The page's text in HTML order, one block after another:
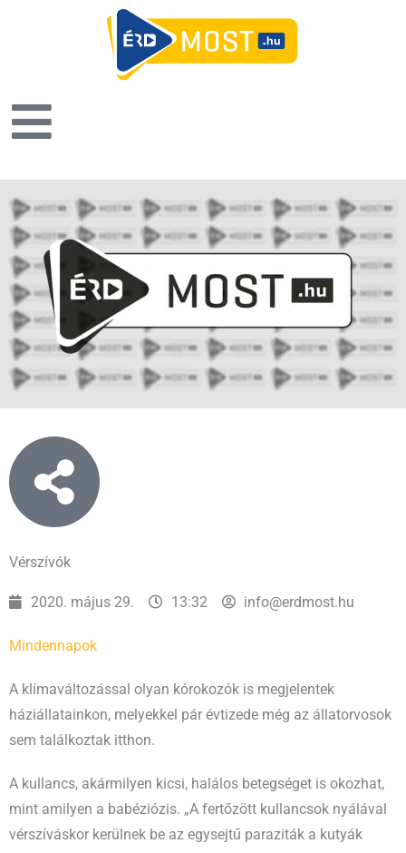
Vérszívók
2020. május 29. 13:32 info@erdmost.hu
Mindennapok
A klímaváltozással olyan kórokozók is megjelentek
háziállatainkon, melyekkel pár évtizede még az állatorvosok
sem találkoztak itthon.
A kullancs, akármilyen kicsi, halálos betegséget is okozhat,
mint amilyen a babéziózis. „A fertőzött kullancsok nyálával
vérszíváskor kerülnek be az egysejtű paraziták a kutyák